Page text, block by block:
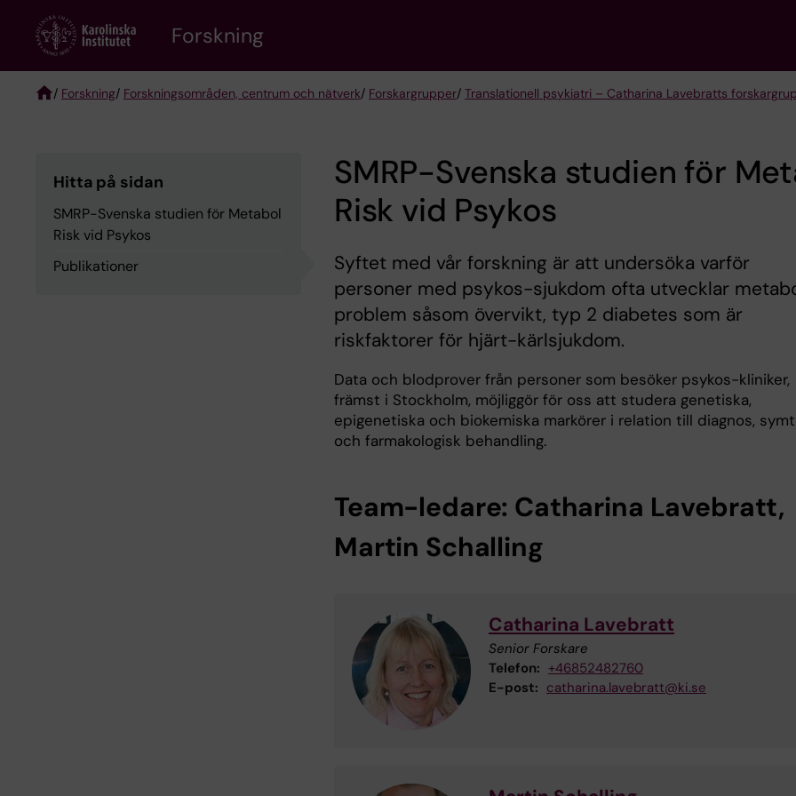
content
Forskning
/ Forskning/ Forskningsområden, centrum och nätverk/ Forskargrupper/ Translationell psykiatri – Catharina Lavebratts
Hitta på sidan
SMRP-Svenska studien för Metabol
Risk vid Psykos
Publikationer
SMRP-Svenska studien för
Risk vid Psykos
Syftet med vår forskning är att undersöka varför
personer med psykos-sjukdom ofta utvecklar
problem såsom övervikt, typ 2 diabetes som är
riskfaktorer för hjärt-kärlsjukdom.
Data och blodprover från personer som besöker psykos-kliniker,
främst i Stockholm, möjliggör för oss att studera genetiska,
epigenetiska och biokemiska markörer i relation till diagnos,
och farmakologisk behandling.
Team-ledare: Catharina Lavebratt,
Martin Schalling
Catharina Lavebratt
Senior Forskare
Telefon: +46852482760
E-post: catharina.lavebratt@ki.se